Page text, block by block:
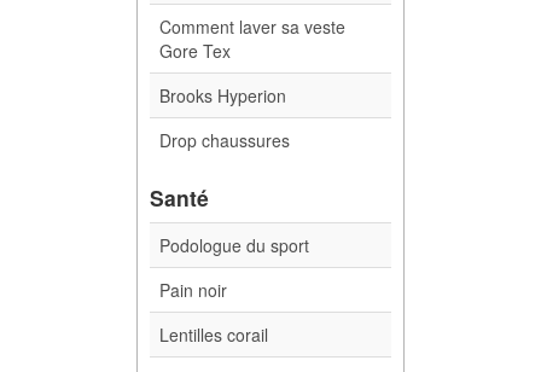
Comment laver sa veste
Gore Tex
Brooks Hyperion
Drop chaussures
Santé
Podologue du sport
Pain noir
Lentilles corail